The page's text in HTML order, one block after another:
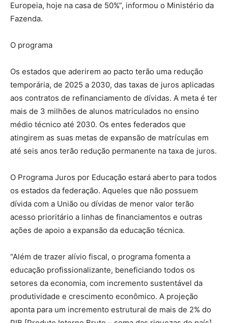
Europeia, hoje na casa de 50%”, informou o Ministério da
Fazenda.
O programa
Os estados que aderirem ao pacto terão uma redução
temporária, de 2025 a 2030, das taxas de juros aplicadas
aos contratos de refinanciamento de dívidas. A meta é ter
mais de 3 milhões de alunos matriculados no ensino
médio técnico até 2030. Os entes federados que
atingirem as suas metas de expansão de matrículas em
até seis anos terão redução permanente na taxa de juros.
O Programa Juros por Educação estará aberto para todos
os estados da federação. Aqueles que não possuem
dívida com a União ou dívidas de menor valor terão
acesso prioritário a linhas de financiamentos e outras
ações de apoio a expansão da educação técnica.
“Além de trazer alívio fiscal, o programa fomenta a
educação profissionalizante, beneficiando todos os
setores da economia, com incremento sustentável da
produtividade e crescimento econômico. A projeção
aponta para um incremento estrutural de mais de 2% do